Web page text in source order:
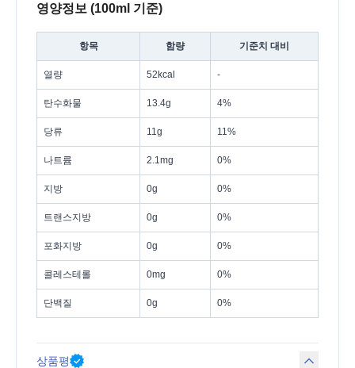
영양정보 (100ml 기준)
항목 함량 기준치 대비
열량 52kcal -
탄수화물 13.4g 4%
당류 11g 11%
나트륨 2.1mg 0%
지방 0g 0%
트랜스지방 0g 0%
포화지방 0g 0%
콜레스테롤 0mg 0%
단백질 0g 0%
상품평